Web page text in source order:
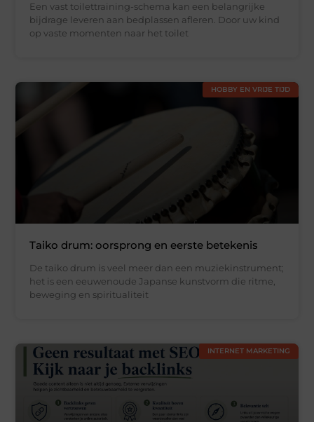
Een vast toilettraining-schema kan een belangrijke
bijdrage leveren aan bedplassen afleren. Door uw kind
op vaste momenten naar het toilet
HOBBY EN VRIJE TIJD
Taiko drum: oorsprong en eerste betekenis
De taiko drum is veel meer dan een muziekinstrument;
het is een eeuwenoude Japanse kunstvorm die ritme,
beweging en spiritualiteit
INTERNET MARKETING